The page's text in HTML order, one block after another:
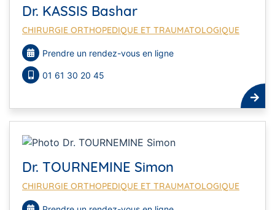
Dr. KASSIS Bashar
CHIRURGIE ORTHOPEDIQUE ET TRAUMATOLOGIQUE
Prendre un rendez-vous en ligne
01 61 30 20 45
Dr. TOURNEMINE Simon
CHIRURGIE ORTHOPEDIQUE ET TRAUMATOLOGIQUE